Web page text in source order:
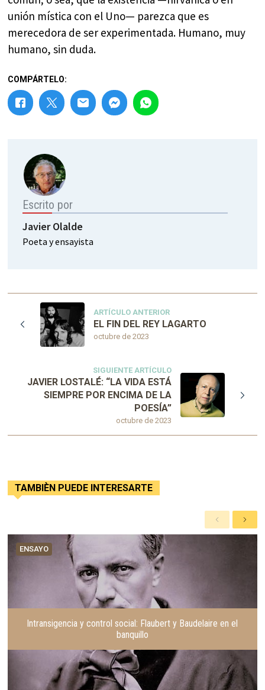
unión mística con el Uno— parezca que es
merecedora de ser experimentada. Humano, muy
humano, sin duda.
COMPÁRTELO:
Escrito por
Javier Olalde
Poeta y ensayista
ARTÍCULO ANTERIOR
octubre de 2023
EL FIN DEL REY LAGARTO
SIGUIENTE ARTÍCULO
octubre de 2023
JAVIER LOSTALÉ: “LA VIDA ESTÁ
SIEMPRE POR ENCIMA DE LA
POESÍA”
TAMBIÈN PUEDE INTERESARTE
A
n
S
i
e
ENSAYO
Intransigencia y control social: Flaubert y Baudelaire en el
banquillo